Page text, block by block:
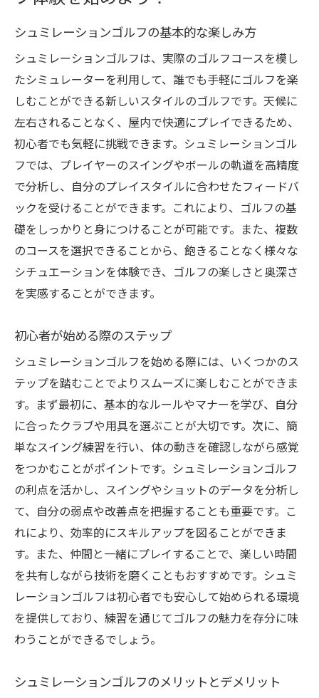
最新技術を活用したシュミレーションゴルフの
魅力
リアルな環境を再現する技術とは
スイング解析で得られるデータの活用法
ゴルフシミュレーターの進化と未来
最新の感覚デバイスでリアルな体験を
技術的に向上するためのトレーニング法
自宅で楽しむための最新機器
初心者でも安心！シュミレーションゴルフの始
め方
初心者向けの基本ルールとマナー
必要な道具とその選び方
上達のための簡単な練習法
初心者が陥りやすいミスとその回避法
初心者におすすめの施設選び
天候に左右されないシュミレーションゴルフの
楽しみ方
雨の日も安心！インドアで楽しむゴルフ
季節や時間を問わずいつでもプレー可能
旅行気分で世界中のコースを体験
時間のないビジネスパーソンにも最適
家族や友人と楽しむためのプラン
室内だからこそできる新しいゴルフの楽し
み方
スキルアップに最適！シュミレーションゴルフ
のメリット
データに基づく効率的な練習法
シュミレーションゴルフの基本的な楽しみ方
シュミレーションゴルフは、実際のゴルフコースを模し
たシミュレーターを利用して、誰でも手軽にゴルフを楽
しむことができる新しいスタイルのゴルフです。天候に
左右されることなく、屋内で快適にプレイできるため、
初心者でも気軽に挑戦できます。シュミレーションゴル
フでは、プレイヤーのスイングやボールの軌道を高精度
で分析し、自分のプレイスタイルに合わせたフィードバ
ックを受けることができます。これにより、ゴルフの基
礎をしっかりと身につけることが可能です。また、複数
のコースを選択できることから、飽きることなく様々な
シチュエーションを体験でき、ゴルフの楽しさと奥深さ
を実感することができます。
初心者が始める際のステップ
シュミレーションゴルフを始める際には、いくつかのス
テップを踏むことでよりスムーズに楽しむことができま
す。まず最初に、基本的なルールやマナーを学び、自分
に合ったクラブや用具を選ぶことが大切です。次に、簡
単なスイング練習を行い、体の動きを確認しながら感覚
をつかむことがポイントです。シュミレーションゴルフ
の利点を活かし、スイングやショットのデータを分析し
て、自分の弱点や改善点を把握することも重要です。こ
れにより、効率的にスキルアップを図ることができま
す。また、仲間と一緒にプレイすることで、楽しい時間
を共有しながら技術を磨くこともおすすめです。シュミ
レーションゴルフは初心者でも安心して始められる環境
を提供しており、練習を通じてゴルフの魅力を存分に味
わうことができるでしょう。
シュミレーションゴルフのメリットとデメリット